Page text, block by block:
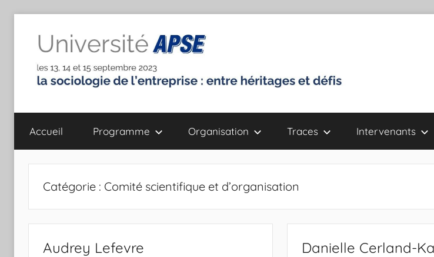
contenu
Université
de
l'Association
Pour
la
sociologie
de
héritages
et
défis
Accueil Programme Organisation Traces Intervenants
Catégorie : Comité scientifique et d’organisation
Audrey Lefevre Danielle Cerland-